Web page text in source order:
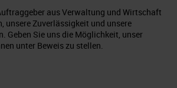
aus Verwaltung und Wirtschaft
unsere Zuverlässigkeit und unsere
Geben Sie uns die Möglichkeit, unser
unter Beweis zu stellen.